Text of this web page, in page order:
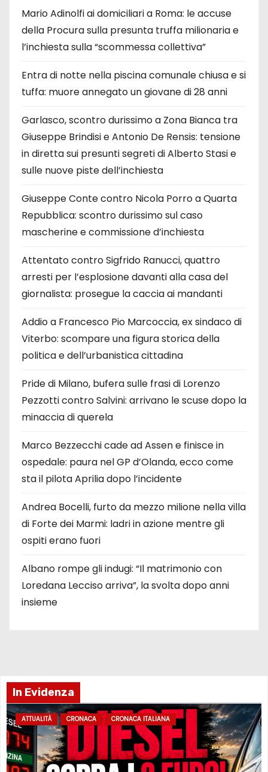
Mario Adinolfi ai domiciliari a Roma: le accuse
della Procura sulla presunta truffa milionaria e
l’inchiesta sulla “scommessa collettiva”
Entra di notte nella piscina comunale chiusa e si
tuffa: muore annegato un giovane di 28 anni
Garlasco, scontro durissimo a Zona Bianca tra
Giuseppe Brindisi e Antonio De Rensis: tensione
in diretta sui presunti segreti di Alberto Stasi e
sulle nuove piste dell’inchiesta
Giuseppe Conte contro Nicola Porro a Quarta
Repubblica: scontro durissimo sul caso
mascherine e commissione d’inchiesta
Attentato contro Sigfrido Ranucci, quattro
arresti per l’esplosione davanti alla casa del
giornalista: prosegue la caccia ai mandanti
Addio a Francesco Pio Marcoccia, ex sindaco di
Viterbo: scompare una figura storica della
politica e dell’urbanistica cittadina
Pride di Milano, bufera sulle frasi di Lorenzo
Pezzotti contro Salvini: arrivano le scuse dopo la
minaccia di querela
Marco Bezzecchi cade ad Assen e finisce in
ospedale: paura nel GP d’Olanda, ecco come
sta il pilota Aprilia dopo l’incidente
Andrea Bocelli, furto da mezzo milione nella villa
di Forte dei Marmi: ladri in azione mentre gli
ospiti erano fuori
Albano rompe gli indugi: “Il matrimonio con
Loredana Lecciso arriva”, la svolta dopo anni
insieme
In Evidenza
ATTUALITÀ CRONACA CRONACA ITALIANA